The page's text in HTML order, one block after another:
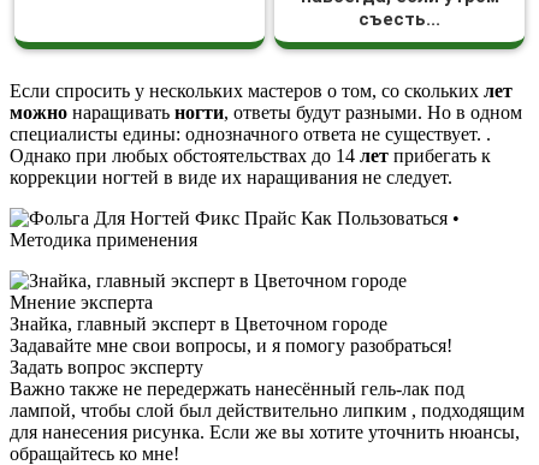
съесть...
Если спросить у нескольких мастеров о том, со скольких лет
можно наращивать ногти, ответы будут разными. Но в одном
специалисты едины: однозначного ответа не существует. .
Однако при любых обстоятельствах до 14 лет прибегать к
коррекции ногтей в виде их наращивания не следует.
Мнение эксперта
Знайка, главный эксперт в Цветочном городе
Задавайте мне свои вопросы, и я помогу разобраться!
Задать вопрос эксперту
Важно также не передержать нанесённый гель-лак под
лампой, чтобы слой был действительно липким , подходящим
для нанесения рисунка. Если же вы хотите уточнить нюансы,
обращайтесь ко мне!